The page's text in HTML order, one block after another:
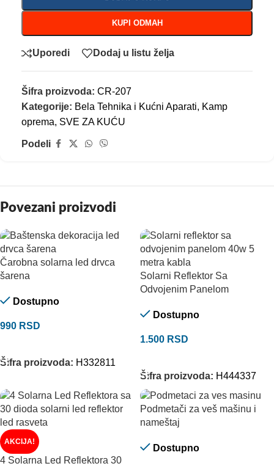
KUPI ODMAH
Uporedi Dodaj u listu želja
Šifra proizvoda: CR-207
Kategorije: Bela Tehnika i Kućni Aparati, Kamp
oprema, SVE ZA KUĆU
Podeli
Povezani proizvodi
Čarobna solarna led drvca
šarena
Dostupno
990 RSD
Šifra proizvoda: H332811
Solarni Reflektor Sa
Odvojenim Panelom
Dostupno
1.500 RSD
Šifra proizvoda: H444337
AKCIJA!
4 Solarna Led Reflektora 30
Podmetači za veš mašinu i
nameštaj
Dostupno